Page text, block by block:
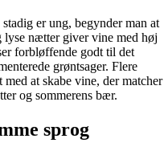
er ung, begynder man at
lyse nætter giver vine med høj
forbløffende godt til det
grøntsager. Flere
at skabe vine, der matcher
og sommerens bær.
sprog